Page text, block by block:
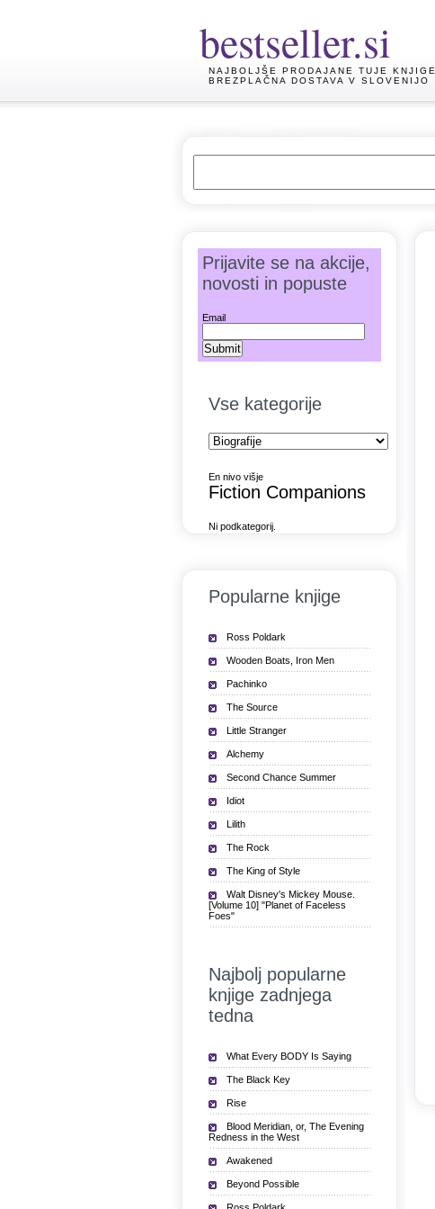
bestseller.si
NAJBOLJŠE PRODAJANE TUJE KNJIGE
BREZPLAČNA DOSTAVA V SLOVENIJO
Prijavite se na akcije,
novosti in popuste
Email
Vse kategorije
En nivo višje
Fiction Companions
Ni podkategorij.
Popularne knjige
Ross Poldark
Wooden Boats, Iron Men
Pachinko
The Source
Little Stranger
Alchemy
Second Chance Summer
Idiot
Lilith
The Rock
The King of Style
Walt Disney's Mickey Mouse.
[Volume 10] "Planet of Faceless
Foes"
Najbolj popularne
knjige zadnjega
tedna
What Every BODY Is Saying
The Black Key
Rise
Blood Meridian, or, The Evening
Redness in the West
Awakened
Beyond Possible